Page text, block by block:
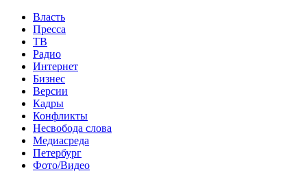
Власть
Пресса
ТВ
Радио
Интернет
Бизнес
Версии
Кадры
Конфликты
Несвобода слова
Медиасреда
Петербург
Фото/Видео